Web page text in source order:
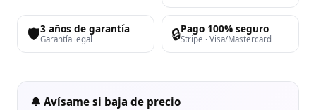
🛡️3 años de garantía
Garantía legal 🔒Pago 100% seguro
Stripe · Visa/Mastercard
🔔 Avísame si baja de precio